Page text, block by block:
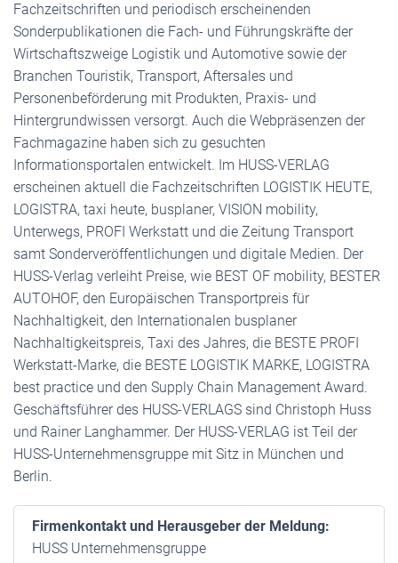
Fachzeitschriften und periodisch erscheinenden
Sonderpublikationen die Fach- und Führungskräfte der
Wirtschaftszweige Logistik und Automotive sowie der
Branchen Touristik, Transport, Aftersales und
Personenbeförderung mit Produkten, Praxis- und
Hintergrundwissen versorgt. Auch die Webpräsenzen der
Fachmagazine haben sich zu gesuchten
Informationsportalen entwickelt. Im HUSS-VERLAG
erscheinen aktuell die Fachzeitschriften LOGISTIK HEUTE,
LOGISTRA, taxi heute, busplaner, VISION mobility,
Unterwegs, PROFI Werkstatt und die Zeitung Transport
samt Sonderveröffentlichungen und digitale Medien. Der
HUSS-Verlag verleiht Preise, wie BEST OF mobility, BESTER
AUTOHOF, den Europäischen Transportpreis für
Nachhaltigkeit, den Internationalen busplaner
Nachhaltigkeitspreis, Taxi des Jahres, die BESTE PROFI
Werkstatt-Marke, die BESTE LOGISTIK MARKE, LOGISTRA
best practice und den Supply Chain Management Award.
Geschäftsführer des HUSS-VERLAGS sind Christoph Huss
und Rainer Langhammer. Der HUSS-VERLAG ist Teil der
HUSS-Unternehmensgruppe mit Sitz in München und
Berlin.
Firmenkontakt und Herausgeber der Meldung:
HUSS Unternehmensgruppe